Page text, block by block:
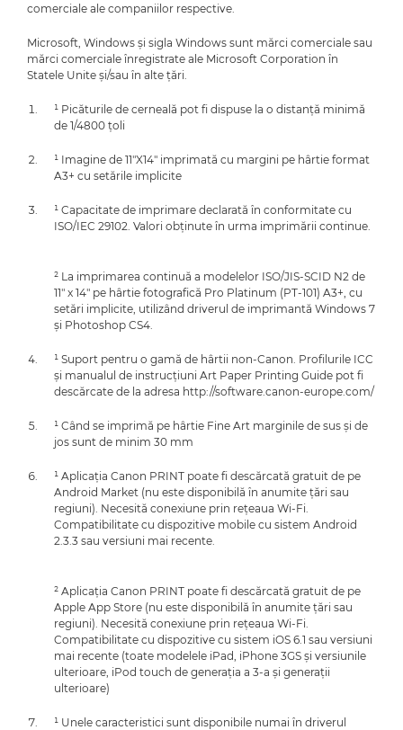
comerciale ale companiilor respective.
Microsoft, Windows şi sigla Windows sunt mărci comerciale sau
mărci comerciale înregistrate ale Microsoft Corporation în
Statele Unite şi/sau în alte ţări.
¹ Picăturile de cerneală pot fi dispuse la o distanţă minimă
de 1/4800 ţoli
¹ Imagine de 11"X14" imprimată cu margini pe hârtie format
A3+ cu setările implicite
¹ Capacitate de imprimare declarată în conformitate cu
ISO/IEC 29102. Valori obţinute în urma imprimării continue.
² La imprimarea continuă a modelelor ISO/JIS-SCID N2 de
11" x 14" pe hârtie fotografică Pro Platinum (PT-101) A3+, cu
setări implicite, utilizând driverul de imprimantă Windows 7
şi Photoshop CS4.
¹ Suport pentru o gamă de hârtii non-Canon. Profilurile ICC
şi manualul de instrucţiuni Art Paper Printing Guide pot fi
descărcate de la adresa http://software.canon-europe.com/
¹ Când se imprimă pe hârtie Fine Art marginile de sus şi de
jos sunt de minim 30 mm
¹ Aplicaţia Canon PRINT poate fi descărcată gratuit de pe
Android Market (nu este disponibilă în anumite ţări sau
regiuni). Necesită conexiune prin reţeaua Wi-Fi.
Compatibilitate cu dispozitive mobile cu sistem Android
2.3.3 sau versiuni mai recente.
² Aplicaţia Canon PRINT poate fi descărcată gratuit de pe
Apple App Store (nu este disponibilă în anumite ţări sau
regiuni). Necesită conexiune prin reţeaua Wi-Fi.
Compatibilitate cu dispozitive cu sistem iOS 6.1 sau versiuni
mai recente (toate modelele iPad, iPhone 3GS şi versiunile
ulterioare, iPod touch de generaţia a 3-a şi generaţii
ulterioare)
¹ Unele caracteristici sunt disponibile numai în driverul